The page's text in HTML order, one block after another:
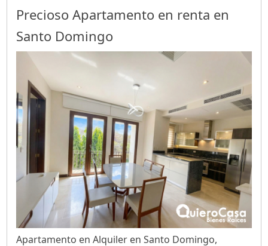
Precioso Apartamento en renta en
Santo Domingo
Apartamento en Alquiler en Santo Domingo,